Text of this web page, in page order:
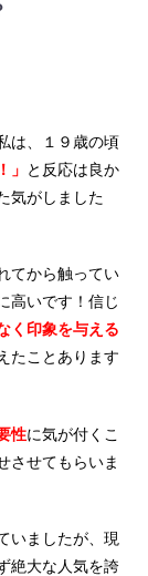
は、１９歳の頃
」 と反応は良か
気がしました
てから触ってい
高いです！信じ
く 印象を与える
たことあります
性に気が付くこ
させてもらいま
いましたが、 現
絶大な人気を誇